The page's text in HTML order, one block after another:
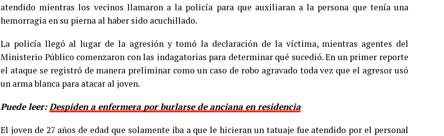
atendido mientras los vecinos llamaron a la policía para que auxiliaran a la persona que tenía una
hemorragia en su pierna al haber sido acuchillado.
La policía llegó al lugar de la agresión y tomó la declaración de la víctima, mientras agentes del
Ministerio Público comenzaron con las indagatorias para determinar qué sucedió. En un primer reporte
el ataque se registró de manera preliminar como un caso de robo agravado toda vez que el agresor usó
un arma blanca para atacar al joven.
Puede leer:Despiden a enfermera por burlarse de anciana en residencia
El joven de 27 años de edad que solamente iba a que le hicieran un tatuaje fue atendido por el personal